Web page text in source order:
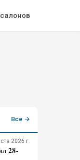
Все →
2026 г.
28-